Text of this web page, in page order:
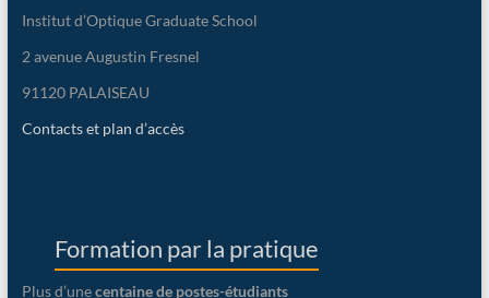
Institut d’Optique Graduate School
2 avenue Augustin Fresnel
91120 PALAISEAU
Contacts et plan d’accès
Formation par la pratique
Plus d’unecentaine de postes-étudiants